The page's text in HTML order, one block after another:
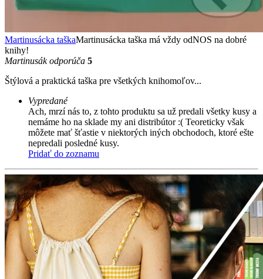
Martinusácka taškaMartinusácka taška má vždy odNOS na dobré
knihy!
Martinusák odporúča 5
Štýlová a praktická taška pre všetkých knihomoľov...
Vypredané
Ach, mrzí nás to, z tohto produktu sa už predali všetky kusy a
nemáme ho na sklade my ani distribútor :( Teoreticky však
môžete mať šťastie v niektorých iných obchodoch, ktoré ešte
nepredali posledné kusy.
Pridať do zoznamu